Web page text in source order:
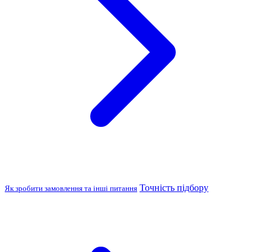
Як зробити замовлення та інші питання Точність підбору